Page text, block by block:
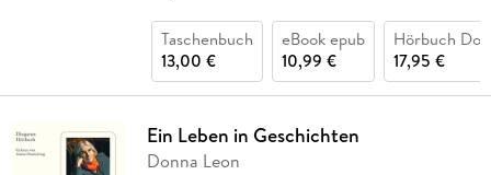
Taschenbuch
13,00 €
eBook epub
10,99 €
Hörbuch
17,95 €
Ein Leben in Geschichten
Donna Leon